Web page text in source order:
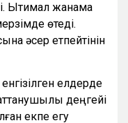
Ықтимал жанама
өтеді.
әсер етпейтінін
елдерде
деңгейі
екпе егу